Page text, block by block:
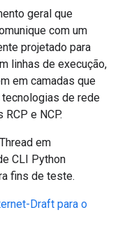
geral que
com um
projetado para
linhas de execução,
em camadas que
de rede
e NCP.
em
CLI Python
fins de teste.
Draft para o